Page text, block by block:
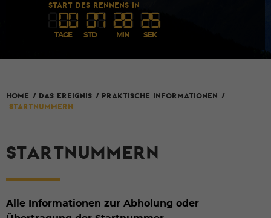
START DES RENNENS IN
00 07 28 25
TAGE STD MIN SEK
HOME / Das Ereignis / Praktische Informationen /
Startnummern
STARTNUMMERN
Alle Informationen zur Abholung oder